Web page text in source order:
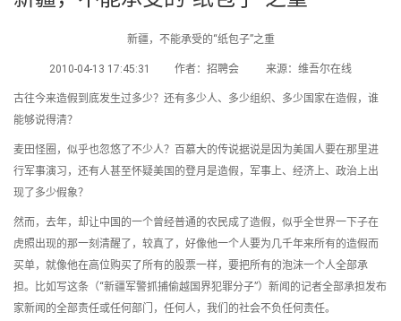
新疆，不能承受的“纸包子”之重
2010-04-13 17:45:31 作者：招聘会 来源：维吾尔在线
古往今来造假到底发生过多少？还有多少人、多少组织、多少国家在造假，谁
能够说得清？
麦田怪圈，似乎也忽悠了不少人？百慕大的传说据说是因为美国人要在那里进
行军事演习，还有人甚至怀疑美国的登月是造假，军事上、经济上、政治上出
现了多少假象？
然而，去年，却让中国的一个曾经普通的农民成了造假，似乎全世界一下子在
虎照出现的那一刻清醒了，较真了，好像他一个人要为几千年来所有的造假而
买单，就像他在高位购买了所有的股票一样，要把所有的泡沫一个人全部承
担。比如写这条（“新疆军警抓捕偷越国界犯罪分子”）新闻的记者全部承担发布
家新闻的全部责任或任何部门，任何人，我们的社会不负任何责任。